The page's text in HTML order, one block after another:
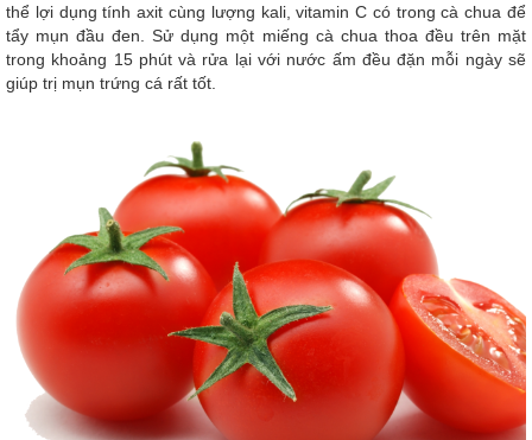
thể lợi dụng tính axit cùng lượng kali, vitamin C có trong cà chua để
tẩy mụn đầu đen. Sử dụng một miếng cà chua thoa đều trên mặt
trong khoảng 15 phút và rửa lại với nước ấm đều đặn mỗi ngày sẽ
giúp trị mụn trứng cá rất tốt.